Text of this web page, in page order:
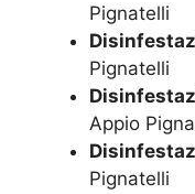
Pignatelli
Pignatelli
Appio
Pignatelli